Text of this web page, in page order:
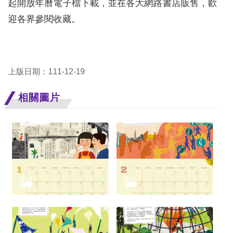
快
請
選
語
言
兒少版
回
首
起開放年曆電子檔下載，並在各大網路書店販售，歡
迎各界參閱收藏。
上版日期：111-12-19
相關圖片